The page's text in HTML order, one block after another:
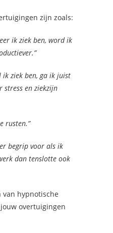
zijn zoals:
ik ziek ben, word ik
ziek ben, ga ik juist
stress en ziekzijn
rusten.”
begrip voor als ik
dan tenslotte ook
van hypnotische
overtuigingen